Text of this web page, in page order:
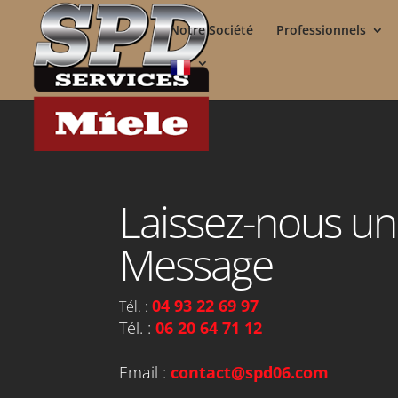
Notre Société Professionnels
Laissez-nous un
Message
Tél. :04 93 22 69 97
Tél. :06 20 64 71 12
Email :contact@spd06.com